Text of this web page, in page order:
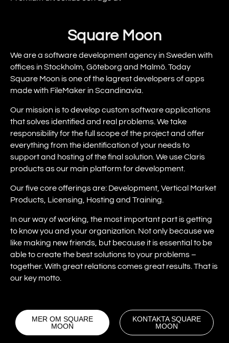
Square Moon
We are a software development agency in Sweden with
offices in Stockholm, Göteborg and Malmö. Today
Square Moon is one of the lagrest developers of apps
made with FileMaker in Scandinavia.
Our mission is to develop custom software applications
that solves identified and real problems. We take
responsibility for the full scope of the project and offer
everything from the identification of your needs to
support and hosting of the final solution. We use Claris
products as our main platform for development.
Our five core offerings are: Development, Vertical Market
Products, Licensing, Hosting and Training.
In our way of working, the most important part is getting
to know you and your organization. Not only because we
like making new friends, but because it is essential to be
able to create the best solutions to your problems –
together. With great relations comes great results. That is
our key motto.
MER OM SQUARE
MOON
KONTAKTA SQUARE
MOON